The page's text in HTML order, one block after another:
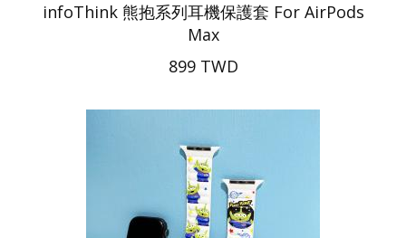
infoThink 熊抱系列耳機保護套 For AirPods
Max
899 TWD